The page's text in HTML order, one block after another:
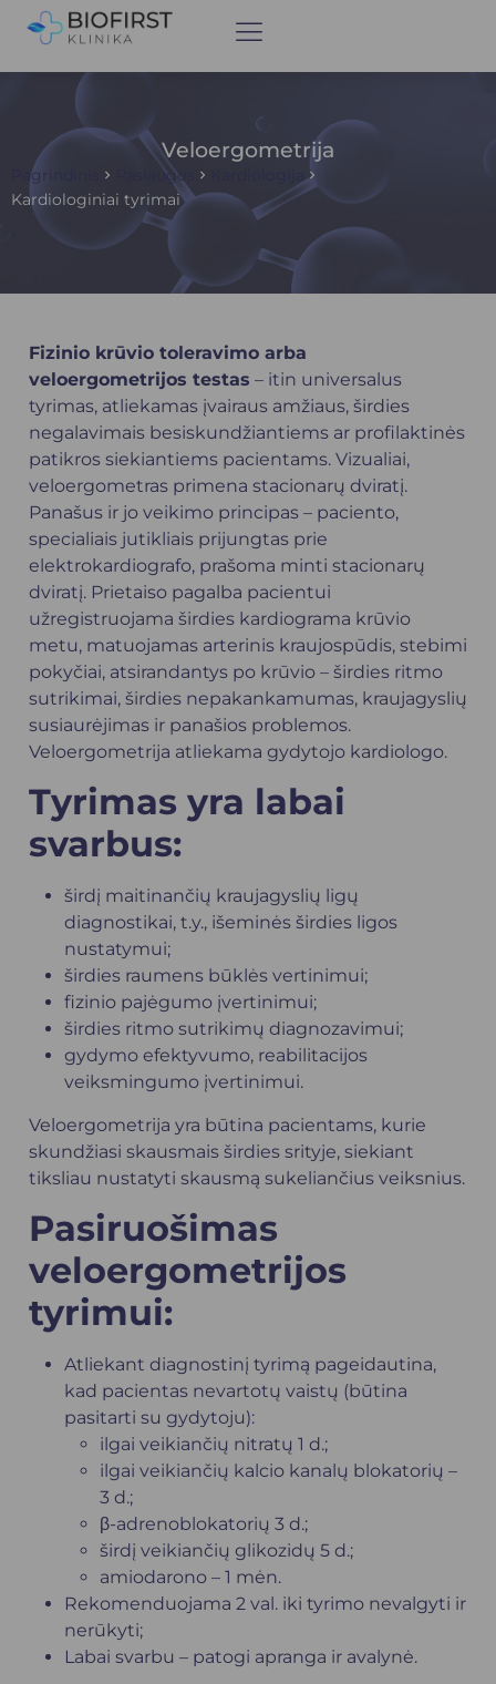
Veloergometrija
Pagrindinis Paslaugos
Kardiologiniai tyrimai
Fizinio krūvio toleravimo arba
veloergometrijos testas – itin universalus
tyrimas, atliekamas įvairaus amžiaus, širdies
negalavimais besiskundžiantiems ar profilaktinės
patikros siekiantiems pacientams. Vizualiai,
veloergometras primena stacionarų dviratį.
Panašus ir jo veikimo principas – paciento,
specialiais jutikliais prijungtas prie
elektrokardiografo, prašoma minti stacionarų
dviratį. Prietaiso pagalba pacientui
užregistruojama širdies kardiograma krūvio
metu, matuojamas arterinis kraujospūdis, stebimi
pokyčiai, atsirandantys po krūvio – širdies ritmo
sutrikimai, širdies nepakankamumas, kraujagyslių
susiaurėjimas ir panašios problemos.
Veloergometrija atliekama gydytojo kardiologo.
Tyrimas yra labai
svarbus:
širdį maitinančių kraujagyslių ligų
diagnostikai, t.y., išeminės širdies ligos
nustatymui;
širdies raumens būklės vertinimui;
fizinio pajėgumo įvertinimui;
širdies ritmo sutrikimų diagnozavimui;
gydymo efektyvumo, reabilitacijos
veiksmingumo įvertinimui.
Veloergometrija yra būtina pacientams, kurie
skundžiasi skausmais širdies srityje, siekiant
tiksliau nustatyti skausmą sukeliančius veiksnius.
Pasiruošimas
veloergometrijos
tyrimui:
Atliekant diagnostinį tyrimą pageidautina,
kad pacientas nevartotų vaistų (būtina
pasitarti su gydytoju):
ilgai veikiančių nitratų 1 d.;
ilgai veikiančių kalcio kanalų blokatorių –
3 d.;
β-adrenoblokatorių 3 d.;
širdį veikiančių glikozidų 5 d.;
amiodarono – 1 mėn.
Rekomenduojama 2 val. iki tyrimo nevalgyti ir
nerūkyti;
Labai svarbu – patogi apranga ir avalynė.